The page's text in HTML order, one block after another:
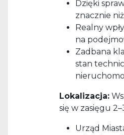
Dzięki
znacznie
Realny
na
Zadbana
stan
Lokalizacja:
się w zasięgu
Urząd